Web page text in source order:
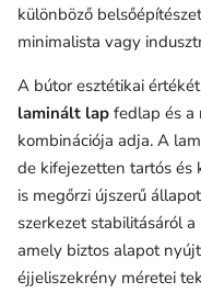
különböző
minimalista vagy
A bútor esztétikai
laminált lap fedlap és a
kombinációja adja. A
de kifejezetten tartós és
is megőrzi újszerű
szerkezet stabilitásáról
amely biztos alapot
éjjeliszekrény méretei